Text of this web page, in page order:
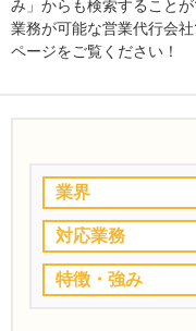
み」からも検索すること
業務が可能な営業代行会
ページをご覧ください！
業界
対応業務
特徴・強み